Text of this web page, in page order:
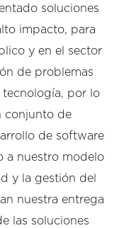
soluciones
impacto, para
y en el sector
de problemas
tecnología, por lo
conjunto de
de software
a nuestro modelo
y la gestión del
nuestra entrega
las soluciones